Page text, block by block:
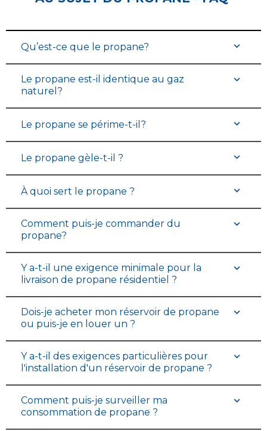
Qu’est-ce que le propane?
Le propane est-il identique au gaz
naturel?
Le propane se périme-t-il?
Le propane gèle-t-il ?
À quoi sert le propane ?
Comment puis-je commander du
propane?
Y a-t-il une exigence minimale pour la
livraison de propane résidentiel ?
Dois-je acheter mon réservoir de propane
ou puis-je en louer un ?
Y a-t-il des exigences particulières pour
l'installation d'un réservoir de propane ?
Comment puis-je surveiller ma
consommation de propane ?